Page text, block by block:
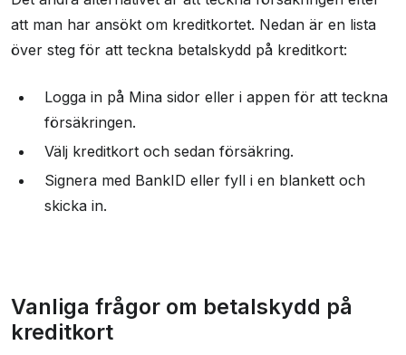
att man har ansökt om kreditkortet. Nedan är en lista
över steg för att teckna betalskydd på kreditkort:
Logga in på Mina sidor eller i appen för att teckna
försäkringen.
Välj kreditkort och sedan försäkring.
Signera med BankID eller fyll i en blankett och
skicka in.
Vanliga frågor om betalskydd på
kreditkort